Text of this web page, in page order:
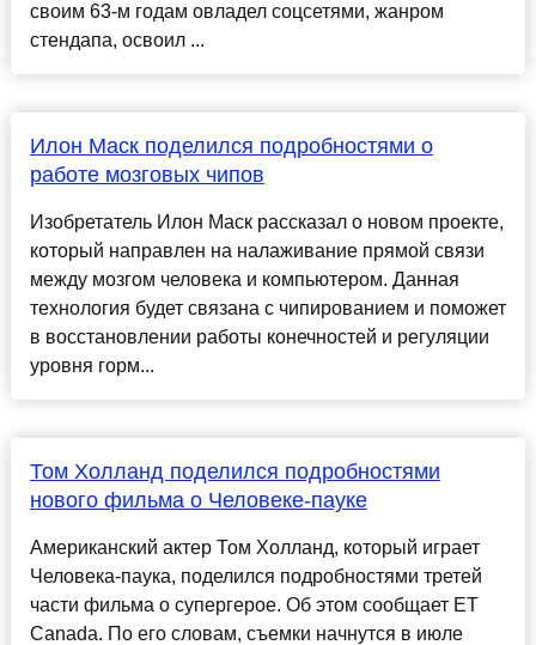
своим 63-м годам овладел соцсетями, жанром
стендапа, освоил ...
Илон Маск поделился подробностями о
работе мозговых чипов
Изобретатель Илон Маск рассказал о новом проекте,
который направлен на налаживание прямой связи
между мозгом человека и компьютером. Данная
технология будет связана с чипированием и поможет
в восстановлении работы конечностей и регуляции
уровня горм...
Том Холланд поделился подробностями
нового фильма о Человеке-пауке
Американский актер Том Холланд, который играет
Человека-паука, поделился подробностями третей
части фильма о супергерое. Об этом сообщает ET
Canada. По его словам, съемки начнутся в июле